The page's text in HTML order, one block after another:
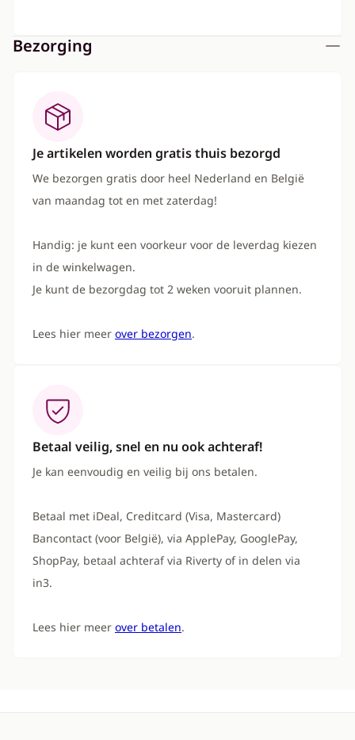
Bezorging
Je artikelen worden gratis thuis bezorgd
We bezorgen gratis door heel Nederland en België
van maandag tot en met zaterdag!
Handig: je kunt een voorkeur voor de leverdag kiezen
in de winkelwagen.
Je kunt de bezorgdag tot 2 weken vooruit plannen.
Lees hier meer over bezorgen.
Betaal veilig, snel en nu ook achteraf!
Je kan eenvoudig en veilig bij ons betalen.
Betaal met iDeal, Creditcard (Visa, Mastercard)
Bancontact (voor België), via ApplePay, GooglePay,
ShopPay, betaal achteraf via Riverty of in delen via
in3.
Lees hier meer over betalen.